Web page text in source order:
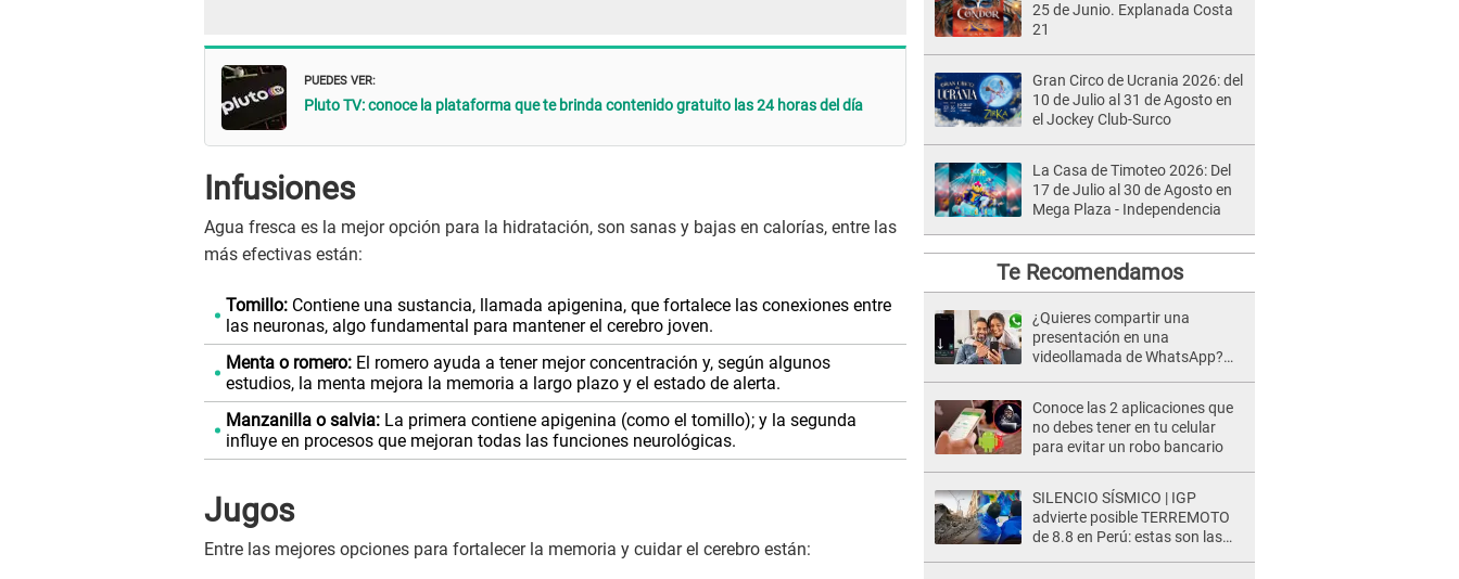
PUEDES VER:
Pluto TV: conoce la plataforma que te brinda contenido gratuito las 24 horas del día
Infusiones
Agua fresca es la mejor opción para la hidratación, son sanas y bajas en calorías, entre las
más efectivas están:
Tomillo: Contiene una sustancia, llamada apigenina, que fortalece las conexiones entre
las neuronas, algo fundamental para mantener el cerebro joven.
Menta o romero: El romero ayuda a tener mejor concentración y, según algunos
estudios, la menta mejora la memoria a largo plazo y el estado de alerta.
Manzanilla o salvia: La primera contiene apigenina (como el tomillo); y la segunda
influye en procesos que mejoran todas las funciones neurológicas.
Jugos
Entre las mejores opciones para fortalecer la memoria y cuidar el cerebro están:
25 de Junio. Explanada Costa
21
Gran Circo de Ucrania 2026: del
10 de Julio al 31 de Agosto en
el Jockey Club-Surco
La Casa de Timoteo 2026: Del
17 de Julio al 30 de Agosto en
Mega Plaza - Independencia
Te Recomendamos
¿Quieres compartir una
presentación en una
videollamada de WhatsApp?
Conoce las 2 aplicaciones que
no debes tener en tu celular
para evitar un robo bancario
SILENCIO SÍSMICO | IGP
advierte posible TERREMOTO
de 8.8 en Perú: estas son las